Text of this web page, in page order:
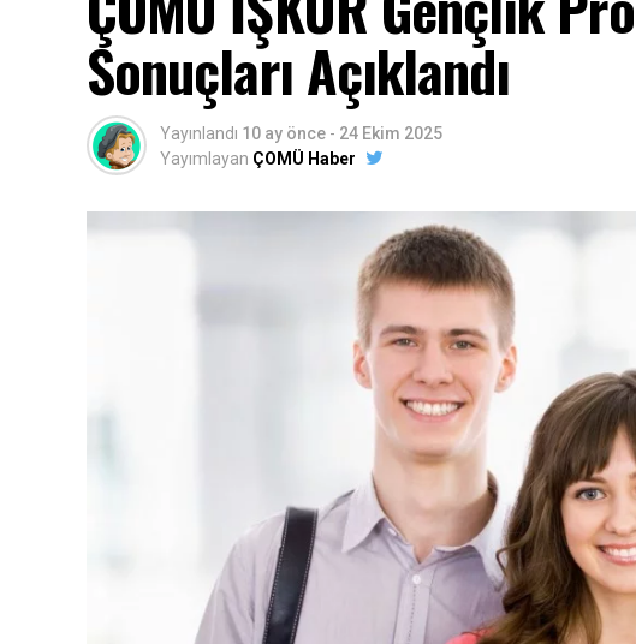
Sonuçları Açıklandı
Yayınlandı 10 ay önce - 24 Ekim 2025
Yayımlayan ÇOMÜ Haber